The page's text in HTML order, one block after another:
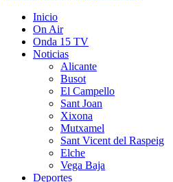
Inicio
On Air
Onda 15 TV
Noticias
Alicante
Busot
El Campello
Sant Joan
Xixona
Mutxamel
Sant Vicent del Raspeig
Elche
Vega Baja
Deportes